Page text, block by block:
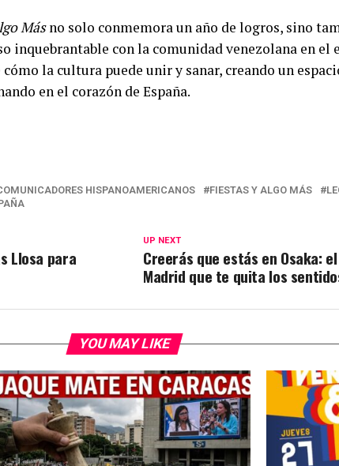
Másno solo conmemora un año de logros, sino
inquebrantable con la comunidad venezolana en el
la cultura puede unir y sanar, creando un
en el corazón de España.
HISPANOAMERICANOS FIESTAS Y ALGO MÁS
UP NEXT
Creerás que estás en Osaka:
Madrid que te quita los
Llosa para
YOU MAY LIKE